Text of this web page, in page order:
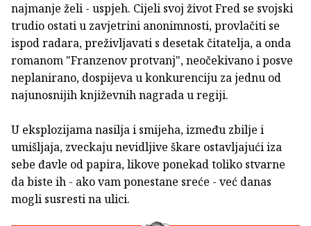
najmanje želi - uspjeh. Cijeli svoj život Fred se svojski
trudio ostati u zavjetrini anonimnosti, provlačiti se
ispod radara, preživljavati s desetak čitatelja, a onda
romanom "Franzenov protvanj", neočekivano i posve
neplanirano, dospijeva u konkurenciju za jednu od
najunosnijih književnih nagrada u regiji.
U eksplozijama nasilja i smijeha, između zbilje i
umišljaja, zveckaju nevidljive škare ostavljajući iza
sebe đavle od papira, likove ponekad toliko stvarne
da biste ih - ako vam ponestane sreće - već danas
mogli susresti na ulici.